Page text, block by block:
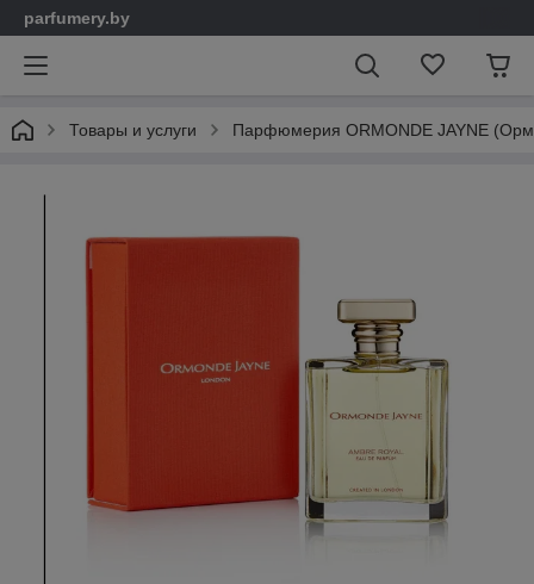
parfumery.by
Товары и услуги Парфюмерия ORMONDE JAYNE